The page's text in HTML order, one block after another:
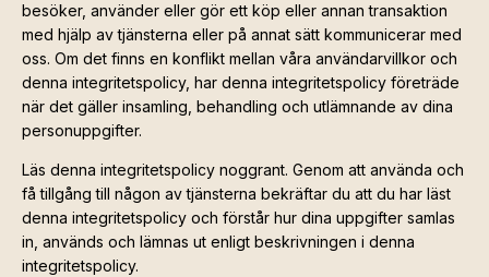
besöker, använder eller gör ett köp eller annan transaktion
med hjälp av tjänsterna eller på annat sätt kommunicerar med
oss. Om det finns en konflikt mellan våra användarvillkor och
denna integritetspolicy, har denna integritetspolicy företräde
när det gäller insamling, behandling och utlämnande av dina
personuppgifter.
Läs denna integritetspolicy noggrant. Genom att använda och
få tillgång till någon av tjänsterna bekräftar du att du har läst
denna integritetspolicy och förstår hur dina uppgifter samlas
in, används och lämnas ut enligt beskrivningen i denna
integritetspolicy.